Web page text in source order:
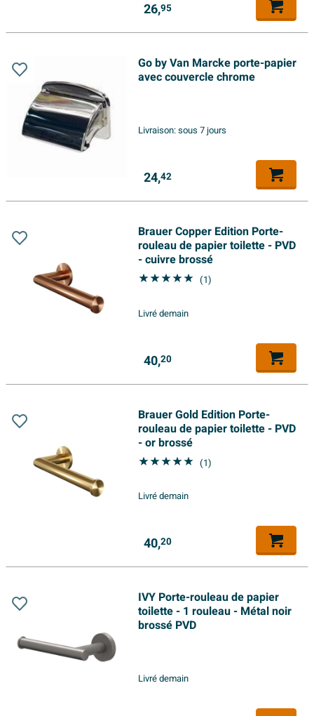
26,95
Go by Van Marcke porte-papier
avec couvercle chrome
Livraison:sous 7 jours
24,42
Brauer Copper Edition Porte-
rouleau de papier toilette - PVD
- cuivre brossé
(1)
Livré demain
40,20
Brauer Gold Edition Porte-
rouleau de papier toilette - PVD
- or brossé
(1)
Livré demain
40,20
IVY Porte-rouleau de papier
toilette - 1 rouleau - Métal noir
brossé PVD
Livré demain